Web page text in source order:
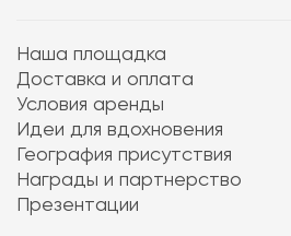
Наша площадка
Доставка и оплата
Условия аренды
Идеи для вдохновения
География присутствия
Награды и партнерство
Презентации